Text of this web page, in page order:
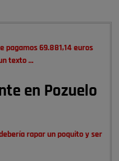
pagamos 69.881,14 euros
texto …
en Pozuelo
rapar un poquito y ser